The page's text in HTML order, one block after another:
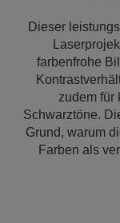
Dieser
farbenfrohe
zudem für
Schwarztöne.
Grund, warum
Farben als